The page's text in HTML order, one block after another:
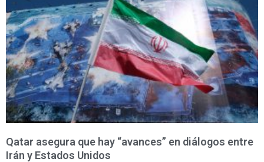
Qatar asegura que hay “avances” en diálogos entre
Irán y Estados Unidos